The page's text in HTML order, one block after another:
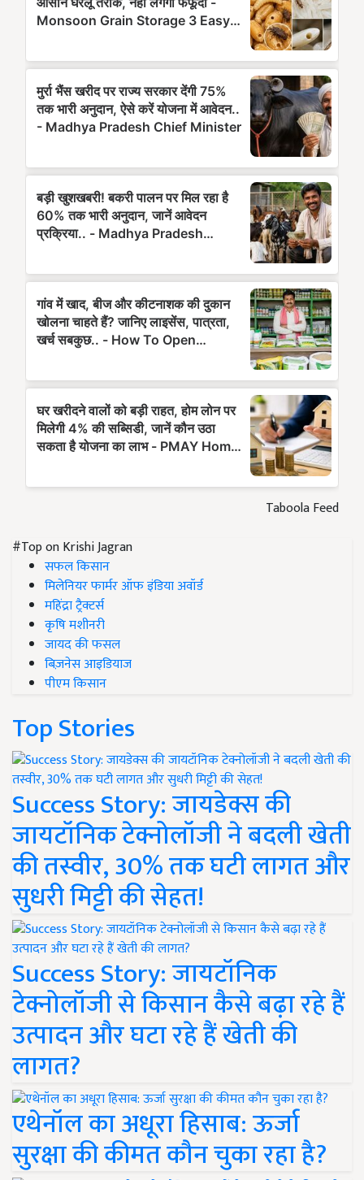
Taboola Feed
#Top on Krishi Jagran
सफल किसान
मिलेनियर फार्मर ऑफ इंडिया अवॉर्ड
महिंद्रा ट्रैक्टर्स
कृषि मशीनरी
जायद की फसल
बिज़नेस आइडियाज
पीएम किसान
Top Stories
Success Story: जायडेक्स की
जायटॉनिक टेक्नोलॉजी ने बदली खेती
की तस्वीर, 30% तक घटी लागत और
सुधरी मिट्टी की सेहत!
Success Story: जायटॉनिक
टेक्नोलॉजी से किसान कैसे बढ़ा रहे हैं
उत्पादन और घटा रहे हैं खेती की
लागत?
एथेनॉल का अधूरा हिसाब: ऊर्जा
सुरक्षा की कीमत कौन चुका रहा है?